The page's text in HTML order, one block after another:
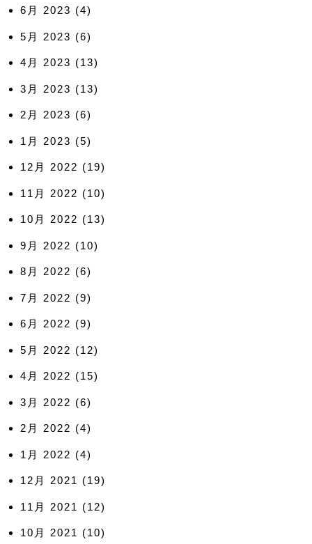
6月 2023 (4)
5月 2023 (6)
4月 2023 (13)
3月 2023 (13)
2月 2023 (6)
1月 2023 (5)
12月 2022 (19)
11月 2022 (10)
10月 2022 (13)
9月 2022 (10)
8月 2022 (6)
7月 2022 (9)
6月 2022 (9)
5月 2022 (12)
4月 2022 (15)
3月 2022 (6)
2月 2022 (4)
1月 2022 (4)
12月 2021 (19)
11月 2021 (12)
10月 2021 (10)